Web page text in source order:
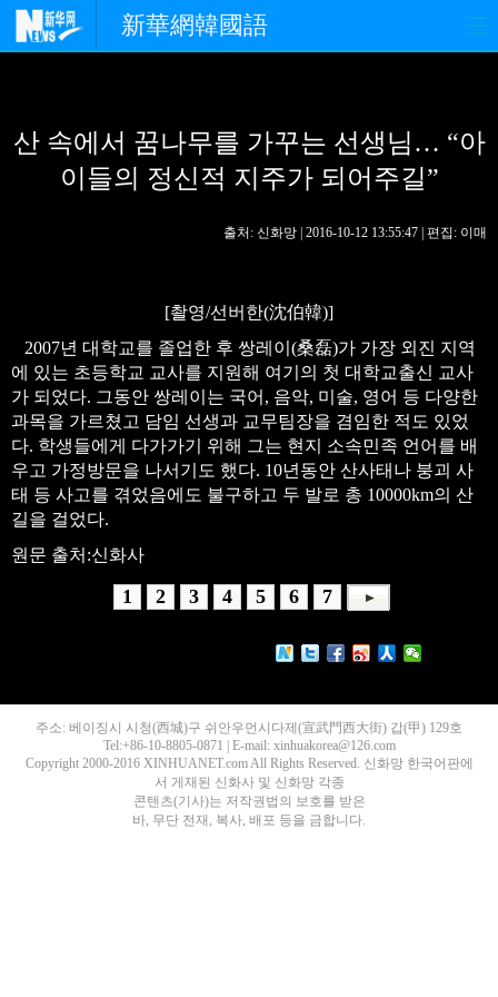
新華網韓國語
경제 사회 포토
중한교류 핫 TV 문화
산 속에서 꿈나무를 가꾸는 선생님… “아
이들의 정신적 지주가 되어주길”
출처: 신화망 | 2016-10-12 13:55:47 | 편집: 이매
[촬영/선버한(沈伯韓)]
2007년 대학교를 졸업한 후 쌍레이(桑磊)가 가장 외진 지역
에 있는 초등학교 교사를 지원해 여기의 첫 대학교출신 교사
가 되었다. 그동안 쌍레이는 국어, 음악, 미술, 영어 등 다양한
과목을 가르쳤고 담임 선생과 교무팀장을 겸임한 적도 있었
다. 학생들에게 다가가기 위해 그는 현지 소속민족 언어를 배
우고 가정방문을 나서기도 했다. 10년동안 산사태나 붕괴 사
태 등 사고를 겪었음에도 불구하고 두 발로 총 10000km의 산
길을 걸었다.
원문 출처:신화사
1 2 3 4 5 6 7
주소: 베이징시 시청(西城)구 쉬안우먼시다제(宣武門西大街) 갑(甲) 129호
Tel:+86-10-8805-0871 | E-mail: xinhuakorea@126.com
Copyright 2000-2016 XINHUANET.com All Rights Reserved. 신화망 한국어판에
서 게재된 신화사 및 신화망 각종
콘텐츠(기사)는 저작권법의 보호를 받은
바, 무단 전재, 복사, 배포 등을 금합니다.